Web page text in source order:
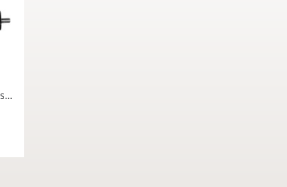
Empuñadura Recta para VersaClimber SM FM SC Quick Release Refacciones Originales VersaClimber México